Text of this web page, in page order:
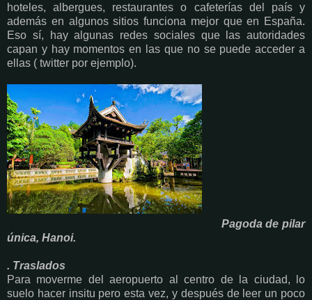
hoteles, albergues, restaurantes o cafeterías del país y
además en algunos sitios funciona mejor que en España.
Eso sí, hay algunas redes sociales que las autoridades
capan y hay momentos en las que no se puede acceder a
ellas ( twitter por ejemplo).
Pagoda de pilar
única, Hanoi.
. Traslados
Para moverme del aeropuerto al centro de la ciudad, lo
suelo hacer insitu pero esta vez, y después de leer un poco